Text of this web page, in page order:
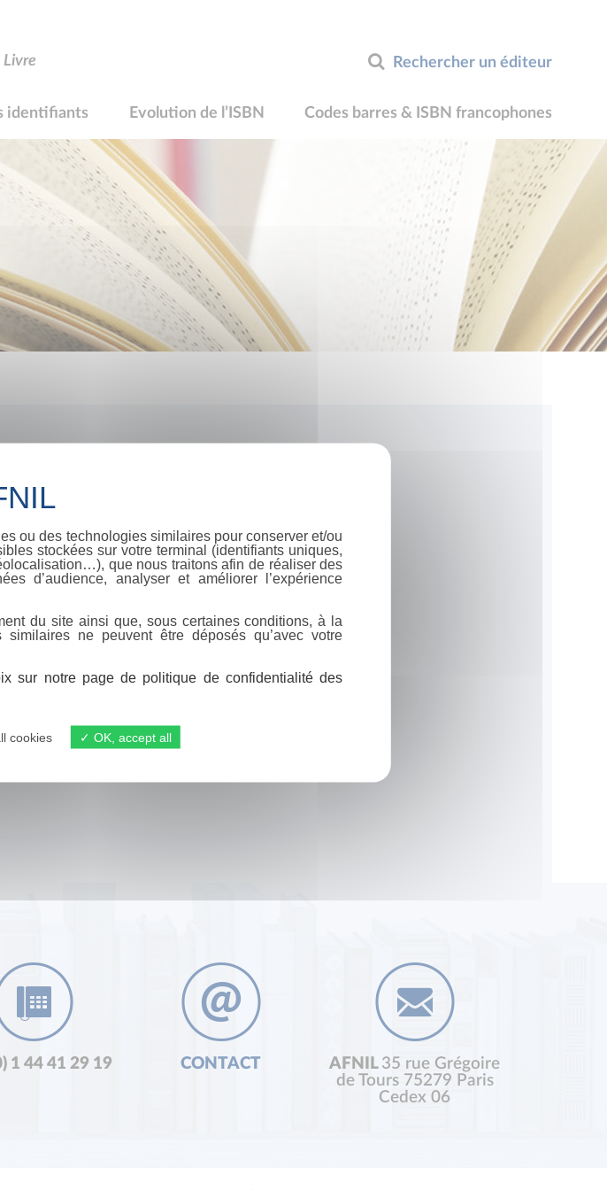
Rechercher un éditeur
identifiants Evolution de l’ISBN Codes barres & ISBN francophones
1 44 41 29 19 CONTACT AFNIL 35 rue Grégoire
de Tours 75279 Paris
Cedex 06
ou des technologies similaires pour conserver et/ou
stockées sur votre terminal (identifiants uniques,
que nous traitons afin de réaliser des
d’audience, analyser et améliorer l’expérience
du site ainsi que, sous certaines conditions, à la
ne peuvent être déposés qu’avec votre
sur notre page de politique de confidentialité des
cookies OK, accept all